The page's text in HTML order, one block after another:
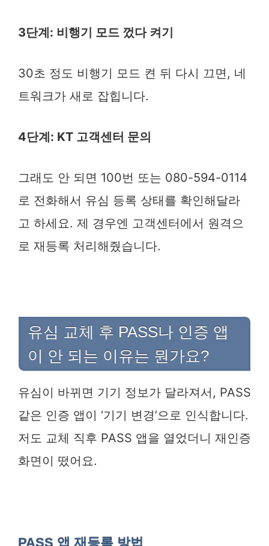
3단계: 비행기 모드 껐다 켜기
30초 정도 비행기 모드 켠 뒤 다시 끄면, 네
트워크가 새로 잡힙니다.
4단계: KT 고객센터 문의
그래도 안 되면 100번 또는 080-594-0114
로 전화해서 유심 등록 상태를 확인해달라
고 하세요. 제 경우엔 고객센터에서 원격으
로 재등록 처리해줬습니다.
유심 교체 후 PASS나 인증 앱
이 안 되는 이유는 뭔가요?
유심이 바뀌면 기기 정보가 달라져서, PASS
같은 인증 앱이 ‘기기 변경’으로 인식합니다.
저도 교체 직후 PASS 앱을 열었더니 재인증
화면이 떴어요.
PASS 앱 재등록 방법